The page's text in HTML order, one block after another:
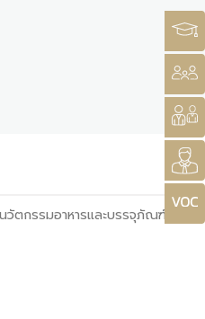
วัตกรรมอาหารและบรรจุภัณฑ์